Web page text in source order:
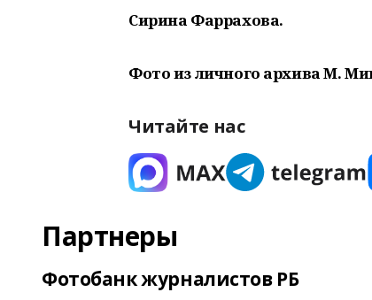
Сирина Фаррахова.
Фото из личного архива М.
Читайте нас
Партнеры
Фотобанк журналистов РБ